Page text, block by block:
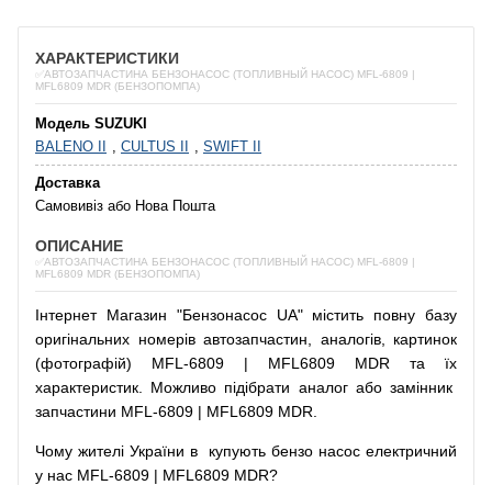
ХАРАКТЕРИСТИКИ
✅АВТОЗАПЧАСТИНА БЕНЗОНАСОС (ТОПЛИВНЫЙ НАСОС) MFL-6809 |
MFL6809 MDR (БЕНЗОПОМПА)
Модель SUZUKI
BALENO II
, CULTUS II , SWIFT II
Доставка
Самовивіз або Нова Пошта
ОПИСАНИЕ
✅АВТОЗАПЧАСТИНА БЕНЗОНАСОС (ТОПЛИВНЫЙ НАСОС) MFL-6809 |
MFL6809 MDR (БЕНЗОПОМПА)
Інтернет Магазин "Бензонасос UA" містить повну базу
оригінальних номерів автозапчастин аналогів,
картинок
(фотографій) MFL-6809 | MFL6809 MDR та їх
характеристик. Можливо підібрати аналог або замінник
запчастини MFL-6809 | MFL6809 MDR.
Чому жителі України в купують бензо насос електричний
у нас MFL-6809 | MFL6809 MDR?